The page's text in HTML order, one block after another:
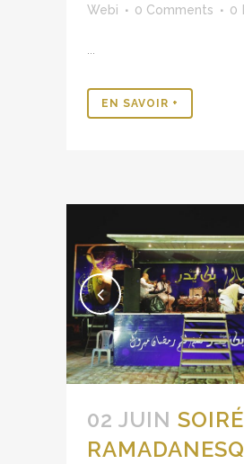
Webi
0 Comments 0
EN SAVOIR +
02 JUIN